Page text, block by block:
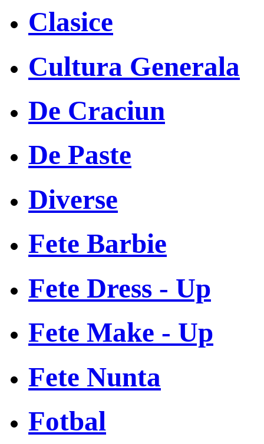
Clasice
Cultura Generala
De Craciun
De Paste
Diverse
Fete Barbie
Fete Dress - Up
Fete Make - Up
Fete Nunta
Fotbal